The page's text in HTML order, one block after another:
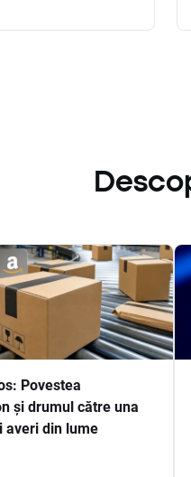
Povestea
și drumul către una
averi din lume